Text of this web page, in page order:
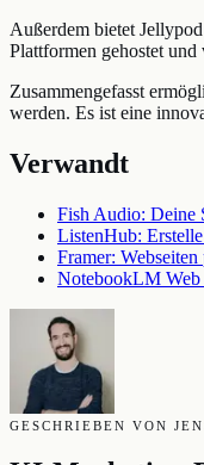
Außerdem bietet
Plattformen gehostet
Zusammengefasst
werden. Es ist eine
Verwandt
Fish Audio: Deine
ListenHub:
Framer:
NotebookLM Web
GESCHRIEBEN VON